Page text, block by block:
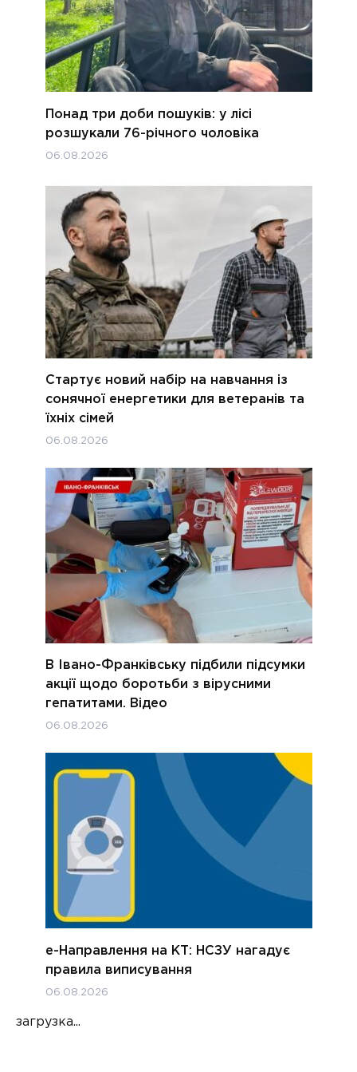
Понад три доби пошуків: у лісі
розшукали 76-річного чоловіка
06.08.2026
Стартує новий набір на навчання із
сонячної енергетики для ветеранів та
їхніх сімей
06.08.2026
В Івано-Франківську підбили підсумки
акції щодо боротьби з вірусними
гепатитами. Відео
06.08.2026
е-Направлення на КТ: НСЗУ нагадує
правила виписування
06.08.2026
загрузка...